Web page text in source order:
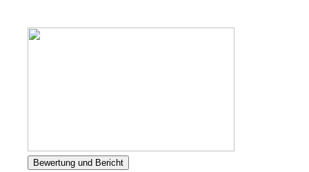
Bewertung und Bericht